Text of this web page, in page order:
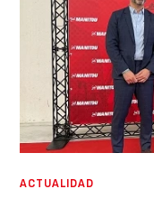
ACTUALIDAD